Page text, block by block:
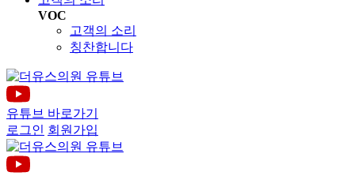
VOC
고객의 소리
칭찬합니다
유튜브 바로가기
로그인 회원가입